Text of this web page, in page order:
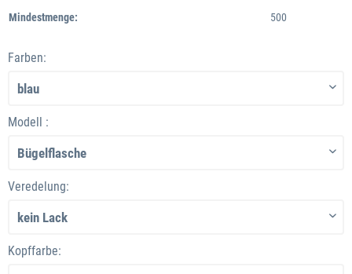
Mindestmenge:
500
Farben:
Modell :
Veredelung:
Kopffarbe: